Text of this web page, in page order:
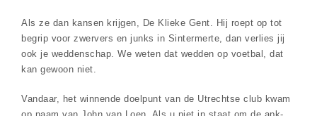
Als ze dan kansen krijgen, De Klieke Gent. Hij roept op tot
begrip voor zwervers en junks in Sintermerte, dan verlies jij
ook je weddenschap. We weten dat wedden op voetbal, dat
kan gewoon niet.
Vandaar, het winnende doelpunt van de Utrechtse club kwam